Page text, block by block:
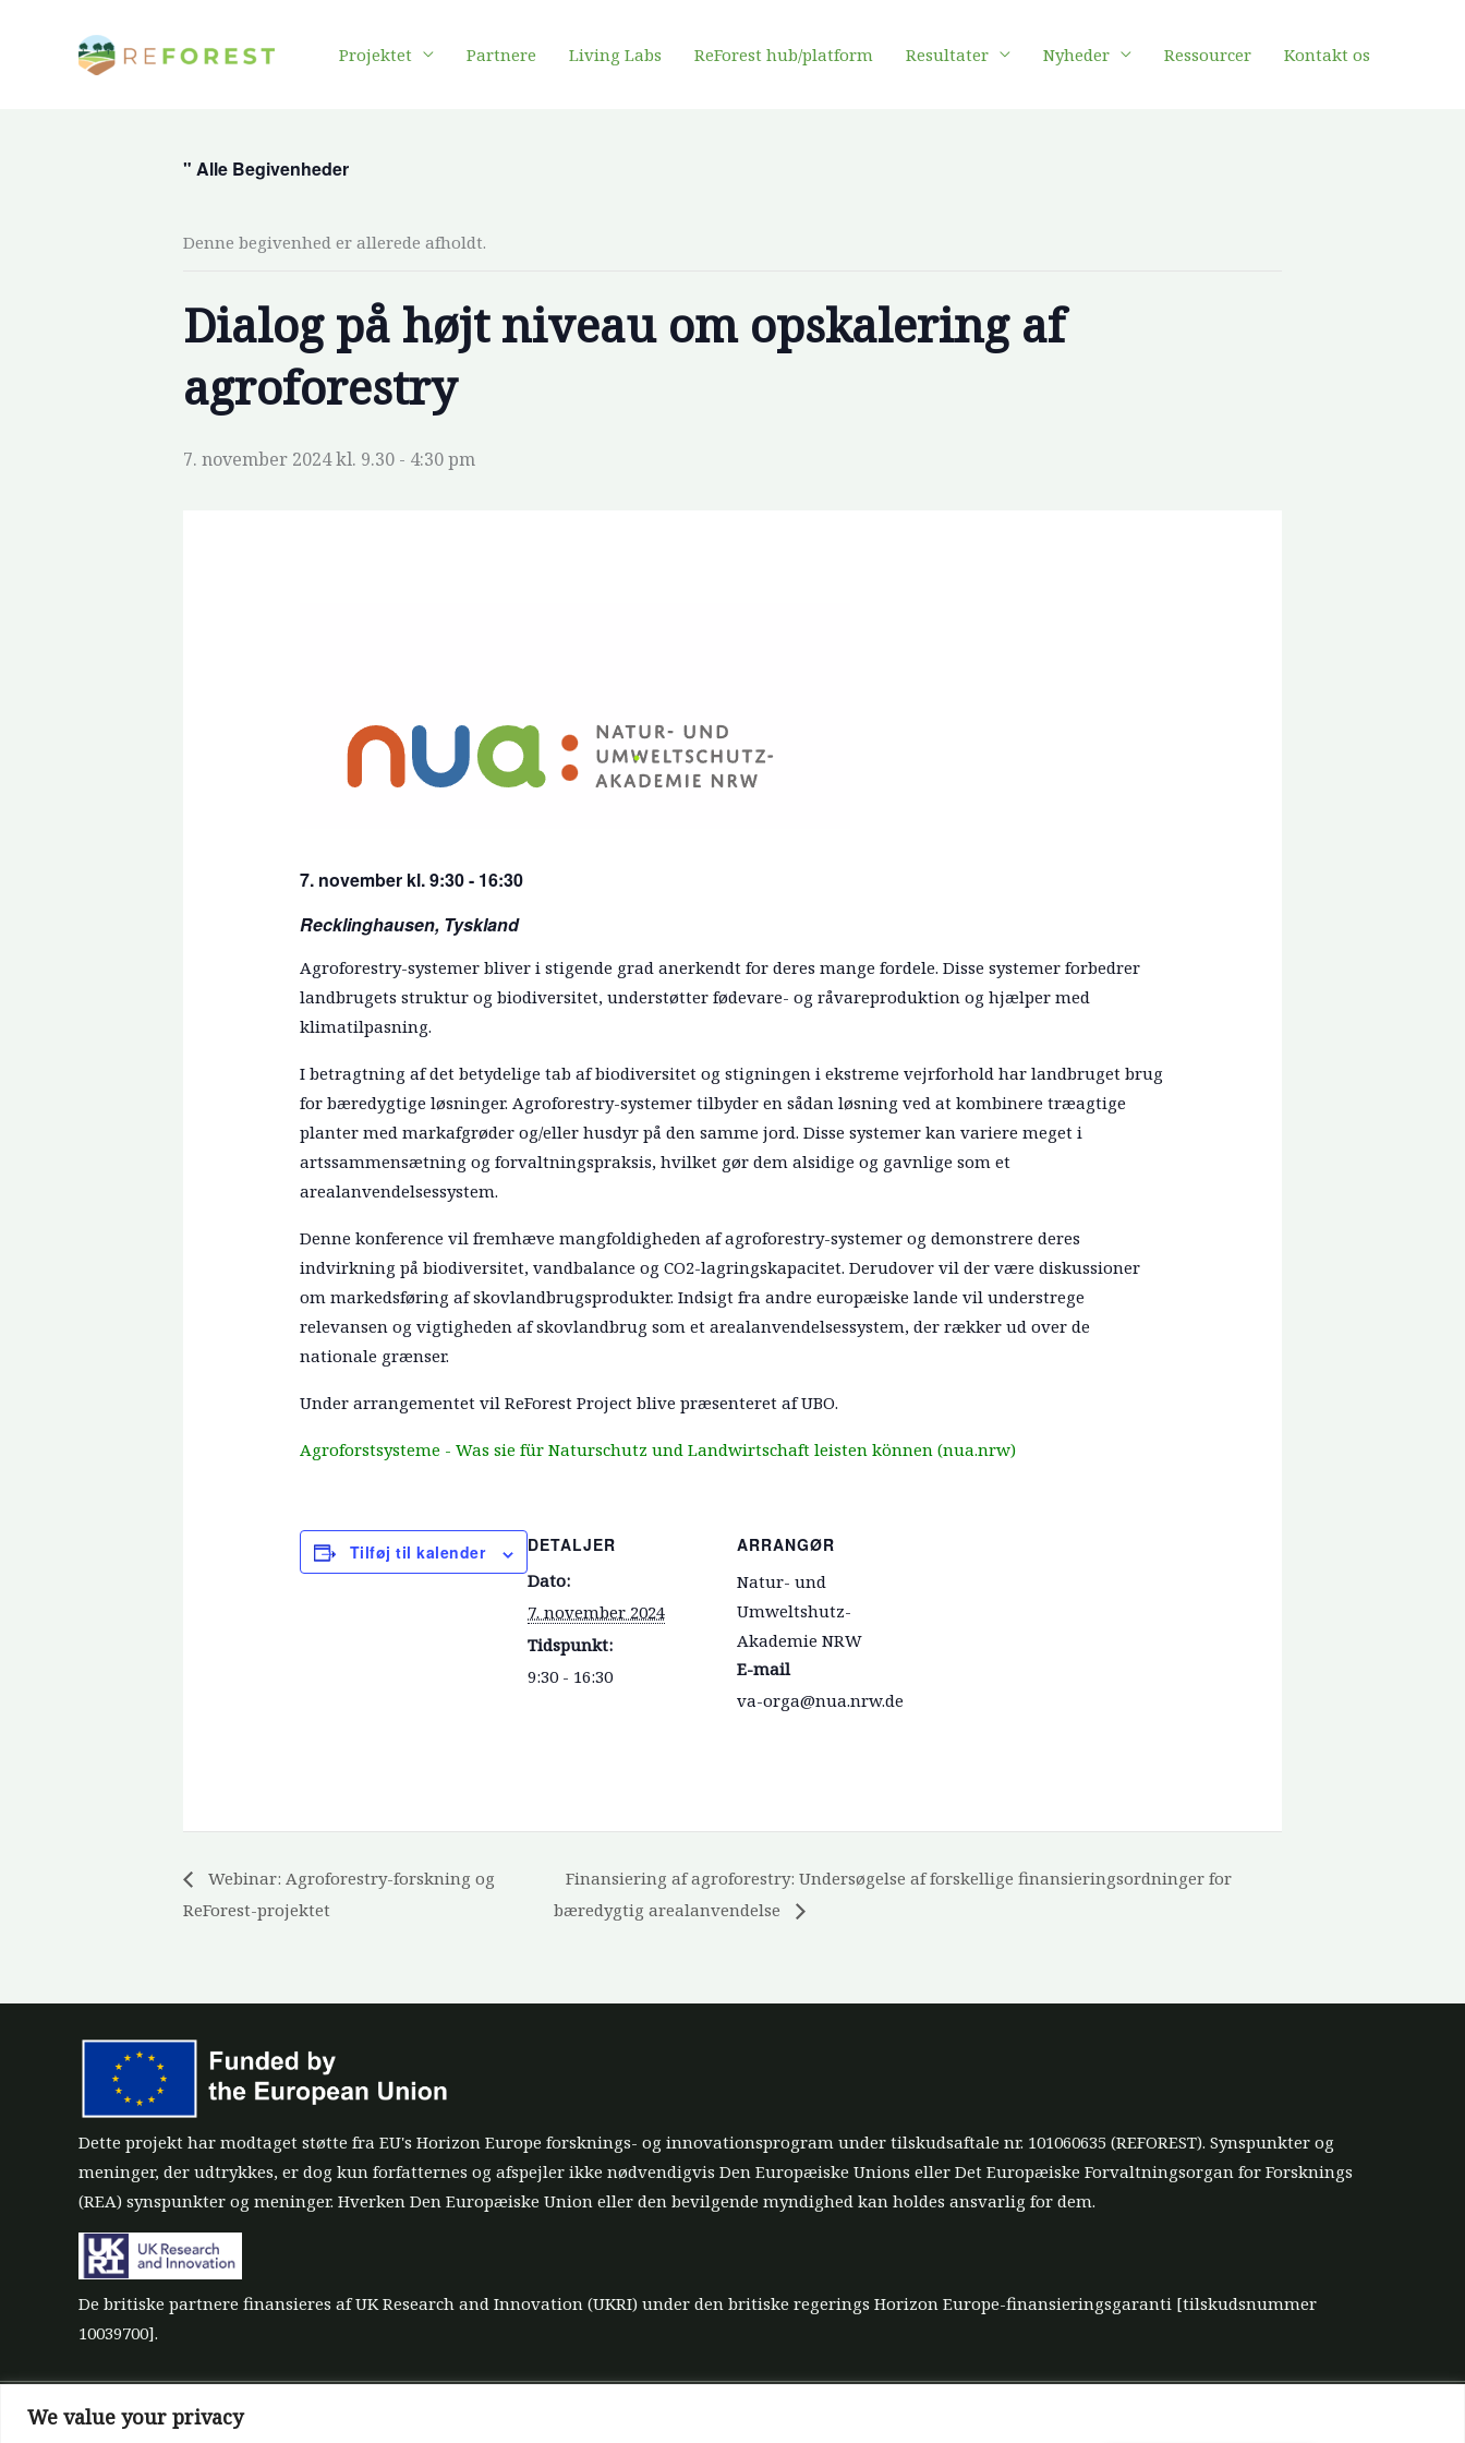
We value your privacy
Projektet Partnere Living Labs ReForest hub/platform Resultater Nyheder Ressourcer Kontakt os
" Alle Begivenheder
Denne begivenhed er allerede afholdt.
Dialog på højt niveau om opskalering af
agroforestry
7. november 2024 kl. 9.30 - 4:30 pm
7. november kl. 9:30 - 16:30
Recklinghausen, Tyskland
Agroforestry-systemer bliver i stigende grad anerkendt for deres mange fordele. Disse systemer forbedrer
landbrugets struktur og biodiversitet, understøtter fødevare- og råvareproduktion og hjælper med
klimatilpasning.
I betragtning af det betydelige tab af biodiversitet og stigningen i ekstreme vejrforhold har landbruget brug
for bæredygtige løsninger. Agroforestry-systemer tilbyder en sådan løsning ved at kombinere træagtige
planter med markafgrøder og/eller husdyr på den samme jord. Disse systemer kan variere meget i
artssammensætning og forvaltningspraksis, hvilket gør dem alsidige og gavnlige som et
arealanvendelsessystem.
Denne konference vil fremhæve mangfoldigheden af agroforestry-systemer og demonstrere deres
indvirkning på biodiversitet, vandbalance og CO2-lagringskapacitet. Derudover vil der være diskussioner
om markedsføring af skovlandbrugsprodukter. Indsigt fra andre europæiske lande vil understrege
relevansen og vigtigheden af skovlandbrug som et arealanvendelsessystem, der rækker ud over de
nationale grænser.
Under arrangementet vil ReForest Project blive præsenteret af UBO.
Agroforstsysteme - Was sie für Naturschutz und Landwirtschaft leisten können (nua.nrw)
Tilføj til kalender
DETALJER
Dato:
7. november 2024
Tidspunkt:
9:30 - 16:30
ARRANGØR
Natur- und
Umweltshutz-
Akademie NRW
E-mail
va-orga@nua.nrw.de
Webinar: Agroforestry-forskning og
ReForest-projektet
Finansiering af agroforestry: Undersøgelse af forskellige finansieringsordninger for
bæredygtig arealanvendelse
Dette projekt har modtaget støtte fra EU's Horizon Europe forsknings- og innovationsprogram under tilskudsaftale nr. 101060635 (REFOREST). Synspunkter og
meninger, der udtrykkes, er dog kun forfatternes og afspejler ikke nødvendigvis Den Europæiske Unions eller Det Europæiske Forvaltningsorgan for Forsknings
(REA) synspunkter og meninger. Hverken Den Europæiske Union eller den bevilgende myndighed kan holdes ansvarlig for dem.
De britiske partnere finansieres af UK Research and Innovation (UKRI) under den britiske regerings Horizon Europe-finansieringsgaranti [tilskudsnummer
10039700].
©All rights reserved 2022-2026 | ReForest project